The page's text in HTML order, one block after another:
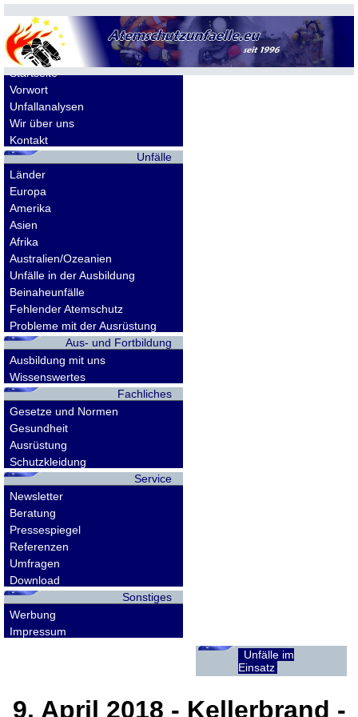
Allgemeines
Startseite
Vorwort
Unfallanalysen
Wir über uns
Kontakt
Unfälle
Länder
Europa
Amerika
Asien
Afrika
Australien/Ozeanien
Unfälle in der Ausbildung
Beinaheunfälle
Fehlender Atemschutz
Probleme mit der Ausrüstung
Aus- und Fortbildung
Ausbildung mit uns
Wissenswertes
Fachliches
Gesetze und Normen
Gesundheit
Ausrüstung
Schutzkleidung
Service
Newsletter
Beratung
Pressespiegel
Referenzen
Umfragen
Download
Sonstiges
Werbung
Impressum
Unfälle im
Einsatz
9. April 2018 - Kellerbrand -